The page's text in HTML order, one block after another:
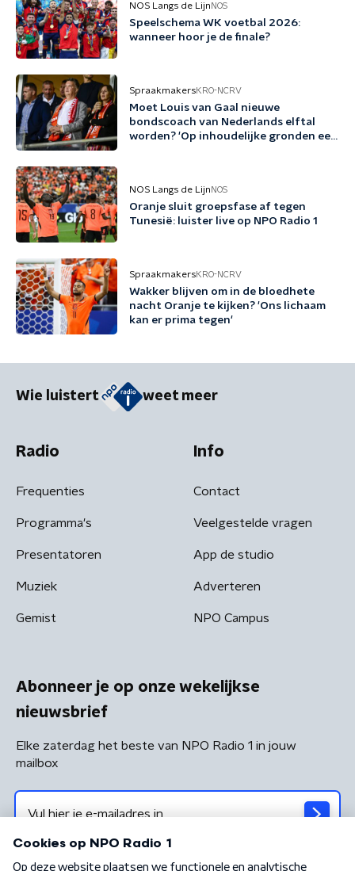
NOS Langs de Lijn NOS
Speelschema WK voetbal 2026:
wanneer hoor je de finale?
SpraakmakersKRO-NCRV
Moet Louis van Gaal nieuwe
bondscoach van Nederlands elftal
worden? 'Op inhoudelijke gronden een
NOS Langs de Lijn NOS
Oranje sluit groepsfase af tegen
Tunesië: luister live op NPO Radio 1
SpraakmakersKRO-NCRV
Wakker blijven om in de bloedhete
nacht Oranje te kijken? 'Ons lichaam
kan er prima tegen'
Wie luistert weet meer
Radio
Frequenties
Programma's
Presentatoren
Muziek
Gemist
Info
Contact
Veelgestelde vragen
App de studio
Adverteren
NPO Campus
Abonneer je op onze wekelijkse
nieuwsbrief
Elke zaterdag het beste van NPO Radio 1 in jouw
mailbox